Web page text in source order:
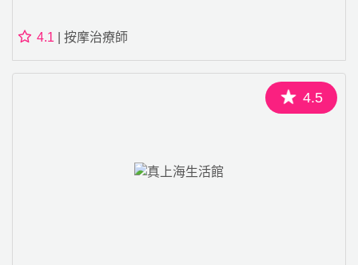
4.1 | 按摩治療師
4.5